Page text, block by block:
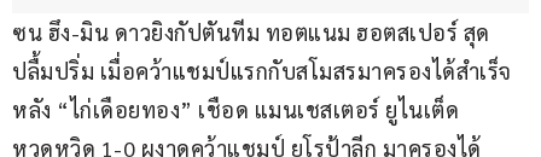
ซน ฮึง-มิน ดาวยิงกัปตันทีม ทอตแนม ฮอตสเปอร์ สุด
ปลื้มปริ่ม เมื่อคว้าแชมป์แรกกับสโมสรมาครองได้สำเร็จ
หลัง “ไก่เดือยทอง” เชือด แมนเชสเตอร์ ยูไนเต็ด
หวุดหวิด 1-0 ผงาดคว้าแชมป์ ยูโรป้าลีก มาครองได้